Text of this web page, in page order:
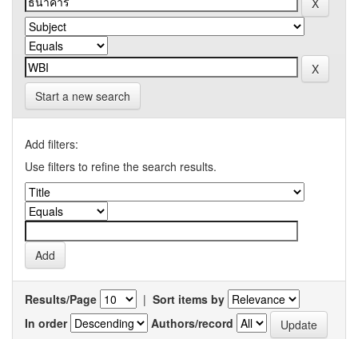
Start a new search
Add filters:
Use filters to refine the search results.
Results/Page | Sort items by
In order
Authors/record